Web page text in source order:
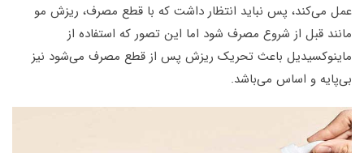
عمل می‌کند، پس نباید انتظار داشت که با قطع مصرف، ریزش مو
مانند قبل از شروع مصرف شود اما این تصور که استفاده از
ماینوکسیدیل باعث تحریک ریزش پس از قطع مصرف می‌شود نیز
بی‌پایه و اساس می‌باشد.